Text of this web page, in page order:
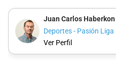
Juan Carlos Haberkon
Deportes - Pasión Liga
Ver Perfil